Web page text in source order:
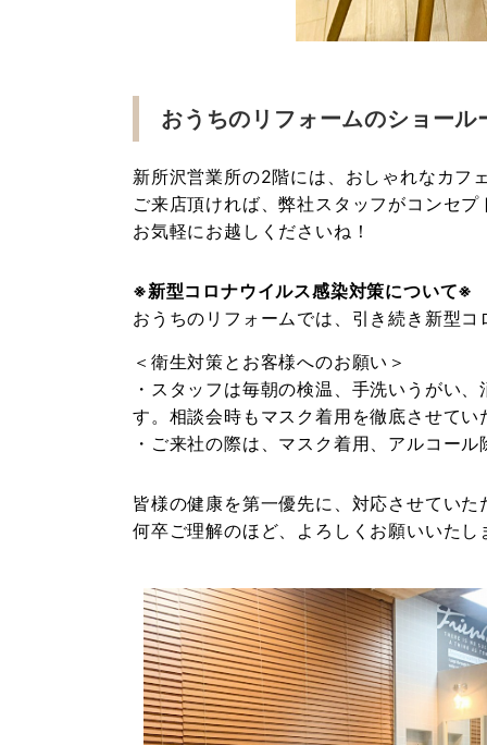
おうちのリフォームのショール
新所沢営業所の2階には、おしゃれなカフ
ご来店頂ければ、弊社スタッフがコンセ
お気軽にお越しくださいね！
※新型コロナウイルス感染対策について※
おうちのリフォームでは、引き続き新型
＜衛生対策とお客様へのお願い＞
・スタッフは毎朝の検温、手洗いうがい
す。相談会時もマスク着用を徹底させて
・ご来社の際は、マスク着用、アルコー
皆様の健康を第一優先に、対応させてい
何卒ご理解のほど、よろしくお願いいたし